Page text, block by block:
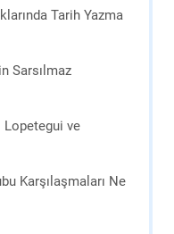
Tarih Yazma
Sarsılmaz
Lopetegui ve
Karşılaşmaları Ne